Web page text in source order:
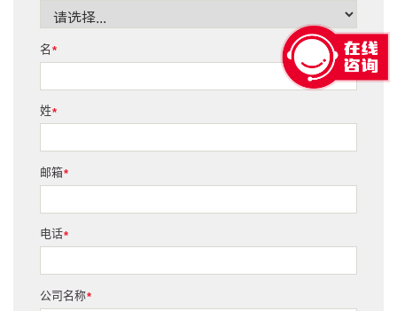
*
名
*
姓
*
邮箱
*
电话
*
公司名称